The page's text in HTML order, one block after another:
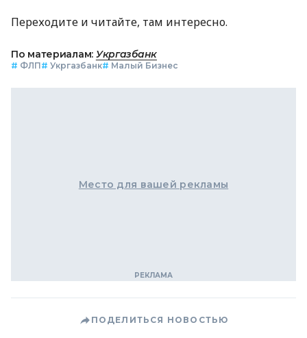
Переходите и читайте, там интересно.
По материалам: Укргазбанк
# ФЛП# Укргазбанк# Малый Бизнес
Место для вашей рекламы
ПОДЕЛИТЬСЯ НОВОСТЬЮ